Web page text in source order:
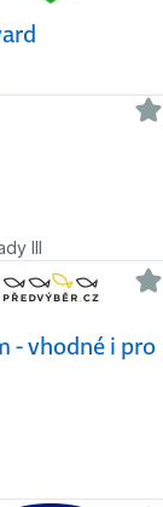
III
- vhodné i pro